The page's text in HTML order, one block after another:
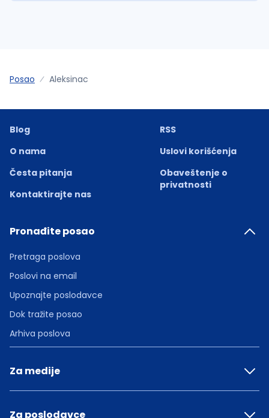
Posao Aleksinac
Blog
O nama
Česta pitanja
Kontaktirajte nas
RSS
Uslovi korišćenja
Obaveštenje o
privatnosti
Pronađite posao
Pretraga poslova
Poslovi na email
Upoznajte poslodavce
Dok tražite posao
Arhiva poslova
Za medije
Za poslodavce